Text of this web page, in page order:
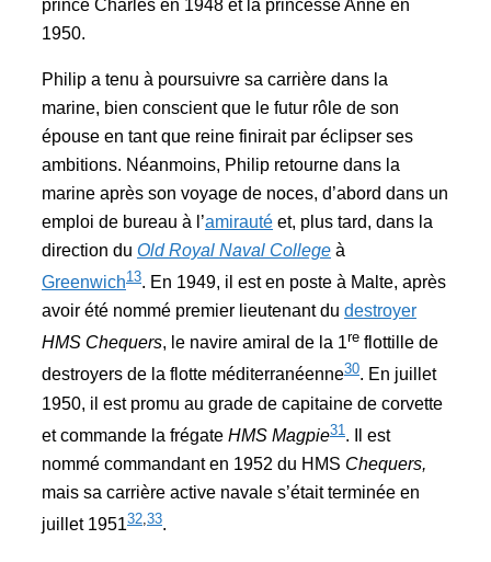
prince Charles en 1948 et la princesse Anne en
1950.
Philip a tenu à poursuivre sa carrière dans la
marine, bien conscient que le futur rôle de son
épouse en tant que reine finirait par éclipser ses
ambitions. Néanmoins, Philip retourne dans la
marine après son voyage de noces, d’abord dans un
emploi de bureau à l’amirauté et, plus tard, dans la
direction du Old Royal Naval College à
Greenwich13. En 1949, il est en poste à Malte, après
avoir été nommé premier lieutenant du destroyer
HMS Chequers, le navire amiral de la 1re flottille de
destroyers de la flotte méditerranéenne30. En juillet
1950, il est promu au grade de capitaine de corvette
et commande la frégate HMS Magpie31 . Il est
nommé commandant en 1952 du HMS Chequers,
mais sa carrière active navale s’était terminée en
juillet 195132,33.